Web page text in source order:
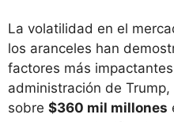
La volatilidad en el
los aranceles han
factores más
administración de
sobre $360 mil millones